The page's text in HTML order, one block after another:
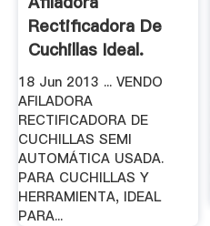
Rectificadora De
Cuchillas Ideal.
18 Jun 2013 ... VENDO
AFILADORA
RECTIFICADORA DE
CUCHILLAS SEMI
AUTOMÁTICA USADA.
PARA CUCHILLAS Y
HERRAMIENTA, IDEAL
PARA...